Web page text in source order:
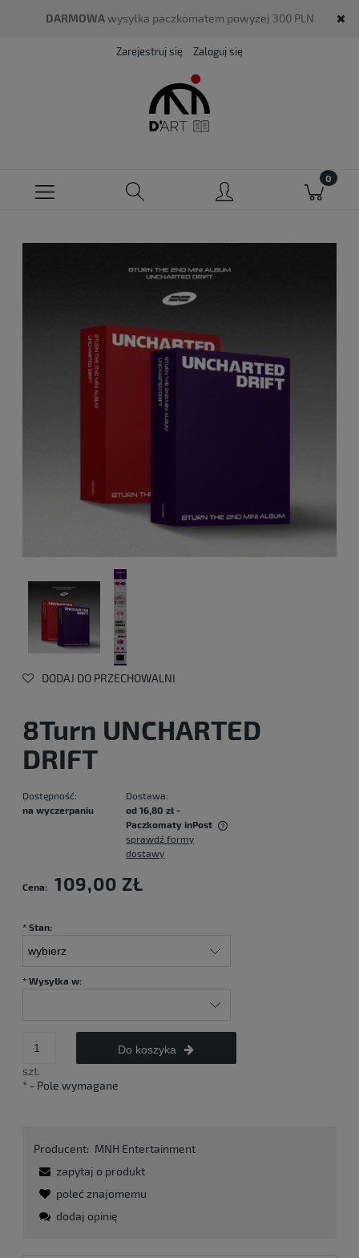
DARMOWAwysyłka paczkomatem powyżej 300 PLN
Zarejestruj się Zaloguj się
DODAJ DO PRZECHOWALNI
8Turn UNCHARTED
DRIFT
Dostępność:
na wyczerpaniu
Dostawa:
od 16,80 zł -
Paczkomaty inPost
Cena nie zawiera ewentualnych kosztów płatności
sprawdź formy
dostawy
Cena: 109,00 ZŁ
* Stan:
* Wysyłka w:
szt.
Do koszyka
* - Pole wymagane
Producent: MNH Entertainment
zapytaj o produkt
poleć znajomemu
dodaj opinię